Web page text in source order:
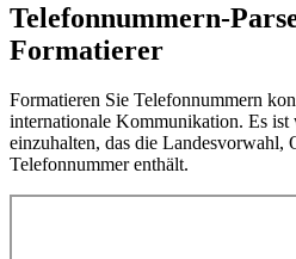
Telefonnummern-
Formatierer
Formatieren Sie Telefonnummern
internationale Kommunikation. Es
einzuhalten, das die Landesvorwahl,
Telefonnummer enthält.